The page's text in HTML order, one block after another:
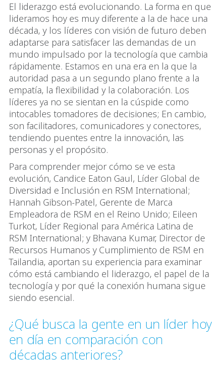
El liderazgo está evolucionando. La forma en que
lideramos hoy es muy diferente a la de hace una
década, y los líderes con visión de futuro deben
adaptarse para satisfacer las demandas de un
mundo impulsado por la tecnología que cambia
rápidamente. Estamos en una era en la que la
autoridad pasa a un segundo plano frente a la
empatía, la flexibilidad y la colaboración. Los
líderes ya no se sientan en la cúspide como
intocables tomadores de decisiones; En cambio,
son facilitadores, comunicadores y conectores,
tendiendo puentes entre la innovación, las
personas y el propósito.
Para comprender mejor cómo se ve esta
evolución, Candice Eaton Gaul, Líder Global de
Diversidad e Inclusión en RSM International;
Hannah Gibson-Patel, Gerente de Marca
Empleadora de RSM en el Reino Unido; Eileen
Turkot, Líder Regional para América Latina de
RSM International; y Bhavana Kumar, Director de
Recursos Humanos y Cumplimiento de RSM en
Tailandia, aportan su experiencia para examinar
cómo está cambiando el liderazgo, el papel de la
tecnología y por qué la conexión humana sigue
siendo esencial.
¿Qué busca la gente en un líder hoy
en día en comparación con
décadas anteriores?